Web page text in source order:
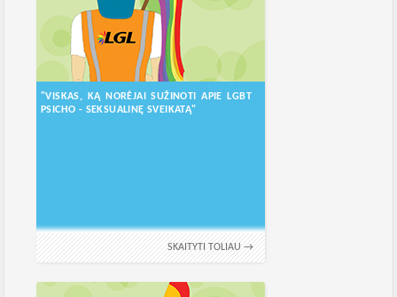
"VISKAS, KĄ NORĖJAI SUŽINOTI APIE LGBT
PSICHO - SEKSUALINĘ SVEIKATĄ"
SKAITYTI TOLIAU →